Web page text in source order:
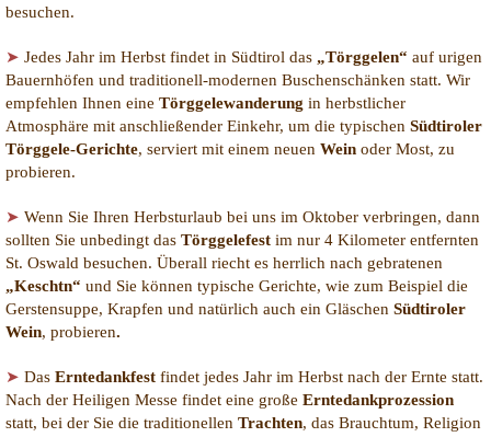
besuchen.
➤ Jedes Jahr im Herbst findet in Südtirol das „Törggelen“ auf urigen
Bauernhöfen und traditionell-modernen Buschenschänken statt. Wir
empfehlen Ihnen eine Törggelewanderung in herbstlicher
Atmosphäre mit anschließender Einkehr, um die typischen Südtiroler
Törggele-Gerichte, serviert mit einem neuen Wein oder Most, zu
probieren.
➤ Wenn Sie Ihren Herbsturlaub bei uns im Oktober verbringen, dann
sollten Sie unbedingt das Törggelefest im nur 4 Kilometer entfernten
St. Oswald besuchen. Überall riecht es herrlich nach gebratenen
„Keschtn“ und Sie können typische Gerichte, wie zum Beispiel die
Gerstensuppe, Krapfen und natürlich auch ein Gläschen Südtiroler
Wein, probieren.
➤ Das Erntedankfest findet jedes Jahr im Herbst nach der Ernte statt.
Nach der Heiligen Messe findet eine große Erntedankprozession
statt, bei der Sie die traditionellen Trachten, das Brauchtum, Religion